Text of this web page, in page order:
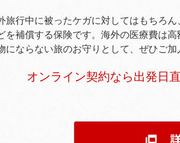
旅行中に被ったケガに対してはもちろ
を補償する保険です。海外の医療費は
にならない旅のお守りとして、ぜひご
オンライン契約なら出発日